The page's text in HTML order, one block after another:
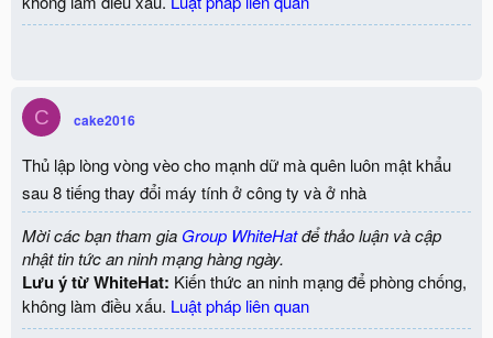
C cake2016
Thủ lập lòng vòng vèo cho mạnh dữ mà quên luôn mật khẩu
sau 8 tiếng thay đổi máy tính ở công ty và ở nhà
Mời các bạn tham gia Group WhiteHatđể thảo luận và cập
nhật tin tức an ninh mạng hàng ngày.
Lưu ý từ WhiteHat: Kiến thức an ninh mạng để phòng chống,
không làm điều xấu. Luật pháp liên quan